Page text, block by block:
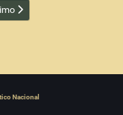
artigo: Solidão
Nacional